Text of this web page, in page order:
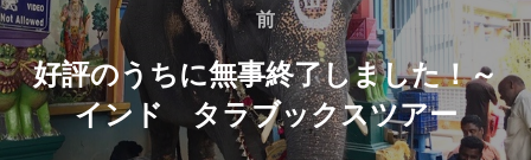
稿
ナ
ビ
前
前
好評のうちに無事終了しました！～
インド タラブックスツアー